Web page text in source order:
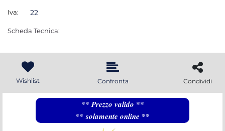
Iva: 22
Scheda Tecnica:
Wishlist Confronta Condividi
** Prezzo valido **
** solamente online **